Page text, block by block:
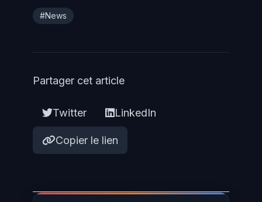
#News
Partager cet article
Twitter LinkedIn
Copier le lien